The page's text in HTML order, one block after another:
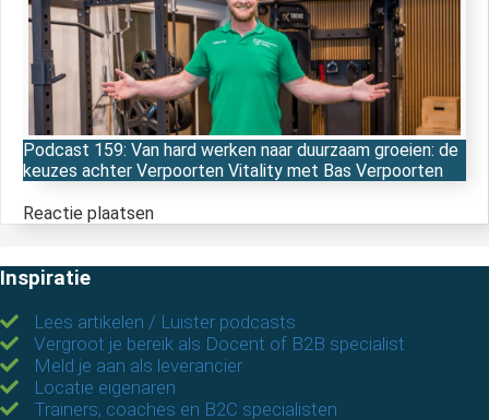
Podcast 159: Van hard werken naar duurzaam groeien: de
keuzes achter Verpoorten Vitality met Bas Verpoorten
Reactie plaatsen
Inspiratie
Lees artikelen / Luister podcasts
Vergroot je bereik als Docent of B2B specialist
Meld je aan als leverancier
Locatie eigenaren
Trainers, coaches en B2C specialisten